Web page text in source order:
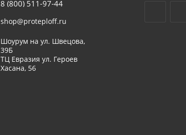
8 (800) 511-97-44
shop@proteploff.ru
Шоурум на ул. Швецова,
39Б
ТЦ Евразия ул. Героев
Хасана, 56